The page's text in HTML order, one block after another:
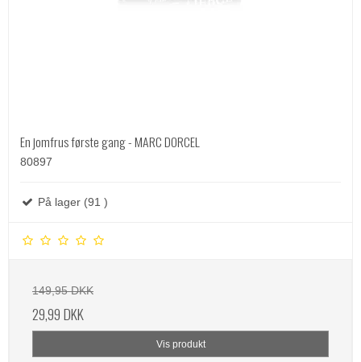
En jomfrus første gang - MARC DORCEL
80897
På lager (91 )
149,95 DKK
29,99 DKK
Vis produkt